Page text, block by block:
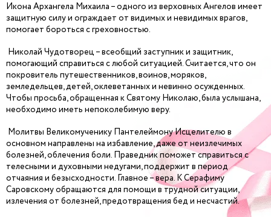
Икона Архангела Михаила – одного из верховных Ангелов имеет
защитную силу и ограждает от видимых и невидимых врагов,
помогает бороться с греховностью.
Николай Чудотворец – всеобщий заступник и защитник,
помогающий справиться с любой ситуацией. Считается, что он
покровитель путешественников, воинов, моряков,
земледельцев, детей, оклеветанных и невинно осужденных.
Чтобы просьба, обращенная к Святому Николаю, была услышана,
необходимо иметь непоколебимую веру.
Молитвы Великомученику Пантелеймону Исцелителю в
основном направлены на избавление, даже от неизлечимых
болезней, облечения боли. Праведник поможет справиться с
телесными и духовными недугами, поддержит в период
отчаяния и безысходности. Главное – вера. К Серафиму
Саровскому обращаются для помощи в трудной ситуации,
излечения от болезней, предотвращения бед и несчастий.